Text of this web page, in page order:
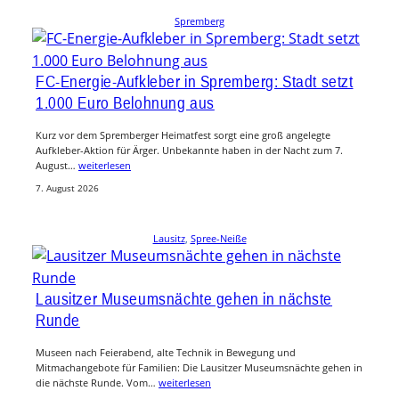
Spremberg
FC-Energie-Aufkleber in Spremberg: Stadt setzt
1.000 Euro Belohnung aus
Kurz vor dem Spremberger Heimatfest sorgt eine groß angelegte
Aufkleber-Aktion für Ärger. Unbekannte haben in der Nacht zum 7.
August… weiterlesen
7. August 2026
Lausitz, Spree-Neiße
Lausitzer Museumsnächte gehen in nächste
Runde
Museen nach Feierabend, alte Technik in Bewegung und
Mitmachangebote für Familien: Die Lausitzer Museumsnächte gehen in
die nächste Runde. Vom… weiterlesen